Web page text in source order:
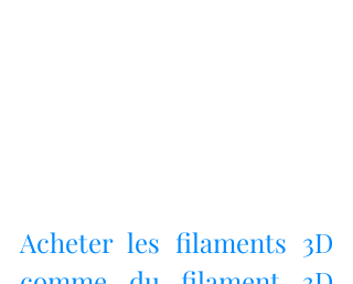
Acheter les filaments 3D